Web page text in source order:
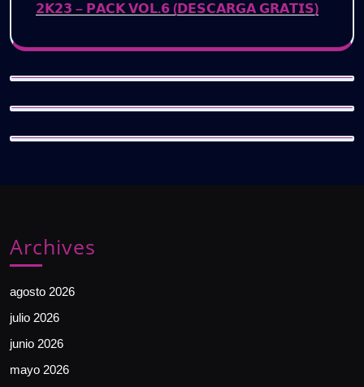
𝟮𝗞𝟮𝟯 – 𝗣𝗔𝗖𝗞 𝗩𝗢𝗟.𝟲 (𝗗𝗘𝗦𝗖𝗔𝗥𝗚𝗔 𝗚𝗥𝗔𝗧𝗜𝗦)
Archives
agosto 2026
julio 2026
junio 2026
mayo 2026